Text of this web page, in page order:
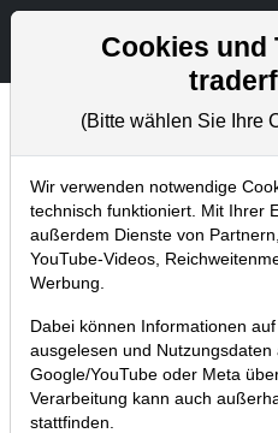
Chartanalysen
Home Blog
Chartanalyse
kaufen - starke
in 2022?
04.01.2022 um 08:21 Uhr | P.
Cookies und
(Bitte wählen Sie Ihre
Wir verwenden notwendige
technisch funktioniert. Mit Ihrer
außerdem Dienste von
YouTube-Videos,
Werbung.
Dabei können Informationen
ausgelesen und
Google/YouTube oder Meta
Verarbeitung kann auch
stattfinden.